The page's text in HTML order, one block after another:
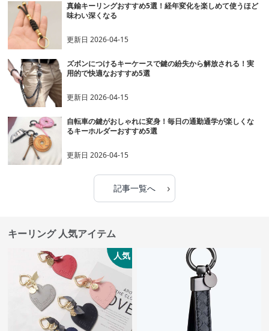
真鍮キーリングおすすめ5選！経年変化を楽しめて使うほど
味わい深くなる
更新日2026-04-15
ズボンにつけるキーケースで鍵の紛失から解放される！実
用的で快適なおすすめ5選
更新日2026-04-15
自転車の鍵がおしゃれに変身！毎日の通勤通学が楽しくな
るキーホルダーおすすめ5選
更新日2026-04-15
記事一覧へ ›
キーリング 人気アイテム
人気